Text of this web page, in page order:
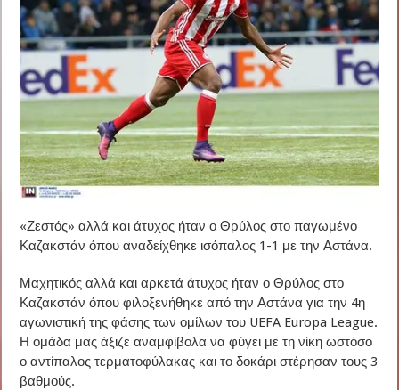
«Ζεστός» αλλά και άτυχος ήταν ο Θρύλος στο παγωμένο
Καζακστάν όπου αναδείχθηκε ισόπαλος 1-1 με την Αστάνα.
Μαχητικός αλλά και αρκετά άτυχος ήταν ο Θρύλος στο
Καζακστάν όπου φιλοξενήθηκε από την Αστάνα για την 4η
αγωνιστική της φάσης των ομίλων του UEFA Europa League.
Η ομάδα μας άξιζε αναμφίβολα να φύγει με τη νίκη ωστόσο
ο αντίπαλος τερματοφύλακας και το δοκάρι στέρησαν τους 3
βαθμούς.